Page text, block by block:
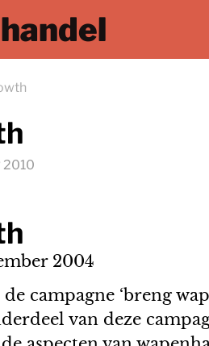
2010
2004
campagne ‘breng
van deze